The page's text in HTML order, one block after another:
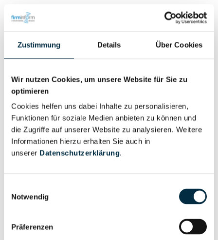
Zustimmung Details Über Cookies
Wir nutzen Cookies, um unsere Website für Sie zu
optimieren
Cookies helfen uns dabei Inhalte zu personalisieren,
Funktionen für soziale Medien anbieten zu können und
die Zugriffe auf unserer Website zu analysieren. Weitere
Informationen hierzu erhalten Sie auch in
unserer Datenschutzerklärung.
Notwendig
Präferenzen
Wirtschaftlich
Vollständiges
Unternehmensprofil
anfragen
Eigentums- und Kontrollstruktur
Gesellschafterstruktur
Vollständiges
Unternehmensprofil
anfragen
Unternehmensprofil
Vollständiges